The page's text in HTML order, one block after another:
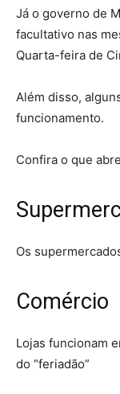
Já o governo de
facultativo nas
Quarta-feira de
Além disso,
funcionamento.
Confira o que
Os
Comércio
Lojas funcionam
do “feriadão”